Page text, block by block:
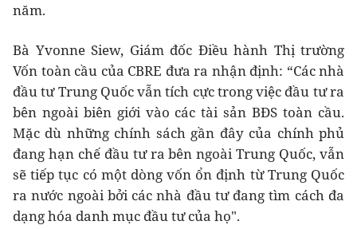
năm.
Bà Yvonne Siew, Giám đốc Điều hành Thị trường
Vốn toàn cầu của CBRE đưa ra nhận định: “Các nhà
đầu tư Trung Quốc vẫn tích cực trong việc đầu tư ra
bên ngoài biên giới vào các tài sản BĐS toàn cầu.
Mặc dù những chính sách gần đây của chính phủ
đang hạn chế đầu tư ra bên ngoài Trung Quốc, vẫn
sẽ tiếp tục có một dòng vốn ổn định từ Trung Quốc
ra nước ngoài bởi các nhà đầu tư đang tìm cách đa
dạng hóa danh mục đầu tư của họ".